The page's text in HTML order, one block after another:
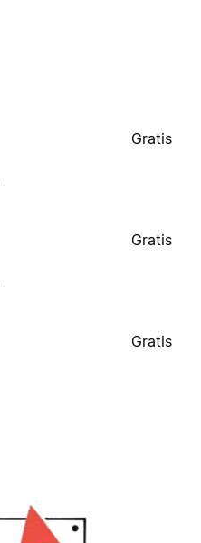
Gratis
Gratis
Gratis